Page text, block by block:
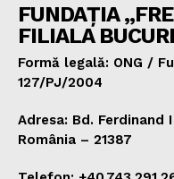
FUNDAȚIA
FILIALA
Formă legală: ONG /
127/PJ/2004
Adresa: Bd. Ferdinand
România – 21387